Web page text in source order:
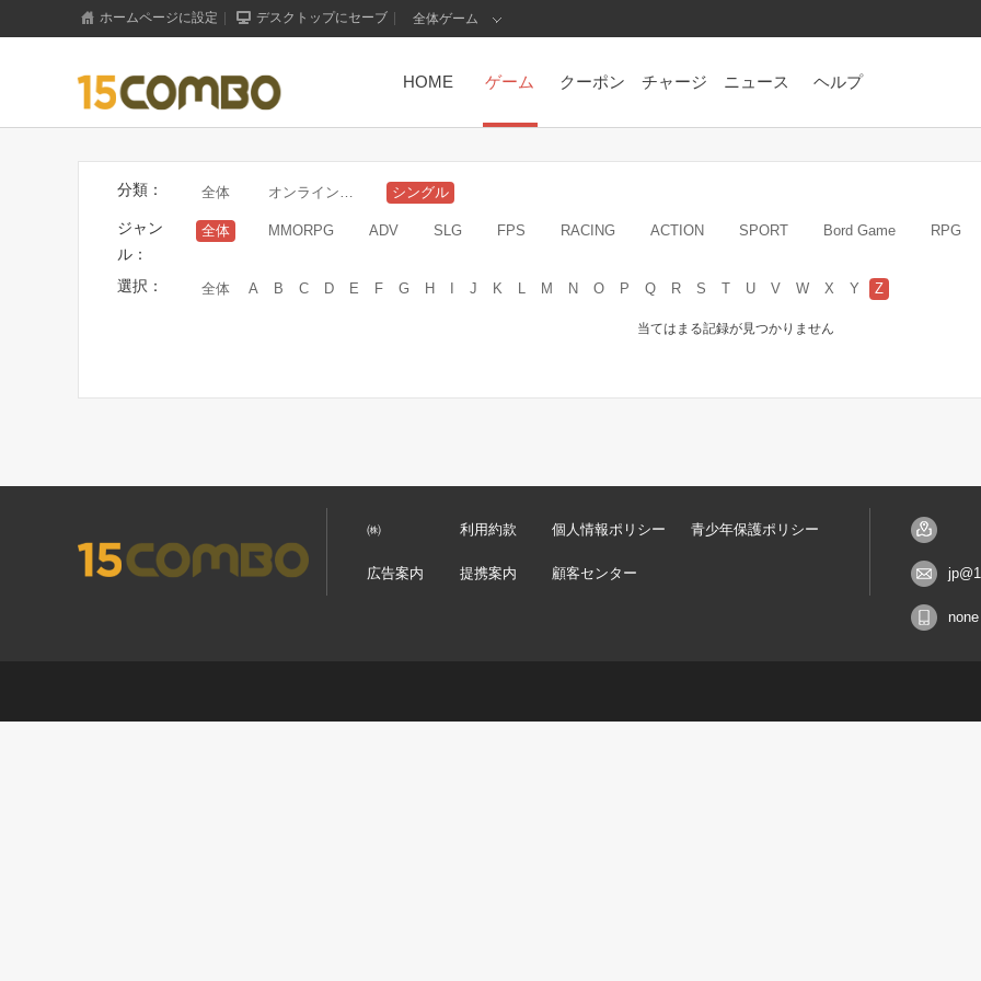
ホームページに設定 デスクトップにセーブ 全体ゲーム
HOME ゲーム クーポン チャージ ニュース ヘルプ
分類： 全体 シングル
ジャン
ル：
全体 MMORPG ADV SLG FPS RACING ACTION SPORT Bord Game RPG
選択： 全体 A B C D E F G H I J K L M N O P Q R S T U V W X Y Z
当てはまる記録が見つかりません
㈱ 利用約款 個人情報ポリシー 青少年保護ポリシー
広告案内 提携案内 顧客センター
none